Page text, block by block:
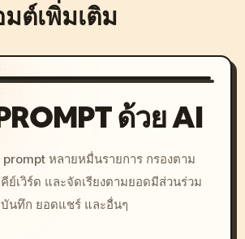
ต์เพิ่มเติม
ด้วย AI
หลายหมื่นรายการ กรองตาม
คีย์เวิร์ด และจัดเรียงตามยอดมีส่วนร่วม
นทึก ยอดแชร์ และอื่นๆ